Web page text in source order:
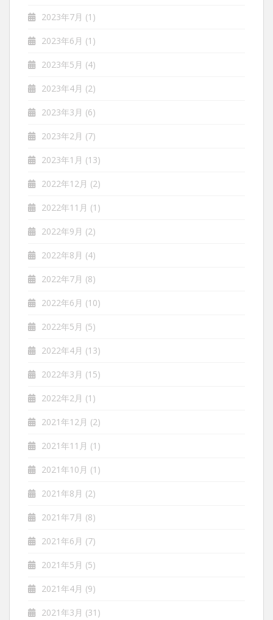
2023年7月 (1)
2023年6月 (1)
2023年5月 (4)
2023年4月 (2)
2023年3月 (6)
2023年2月 (7)
2023年1月 (13)
2022年12月 (2)
2022年11月 (1)
2022年9月 (2)
2022年8月 (4)
2022年7月 (8)
2022年6月 (10)
2022年5月 (5)
2022年4月 (13)
2022年3月 (15)
2022年2月 (1)
2021年12月 (2)
2021年11月 (1)
2021年10月 (1)
2021年8月 (2)
2021年7月 (8)
2021年6月 (7)
2021年5月 (5)
2021年4月 (9)
2021年3月 (31)